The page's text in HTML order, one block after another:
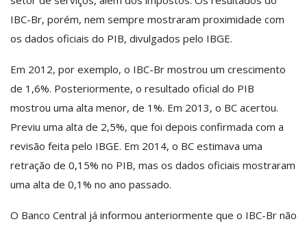
IBC-Br, porém, nem sempre mostraram proximidade com
os dados oficiais do PIB, divulgados pelo IBGE.
Em 2012, por exemplo, o IBC-Br mostrou um crescimento
de 1,6%. Posteriormente, o resultado oficial do PIB
mostrou uma alta menor, de 1%. Em 2013, o BC acertou.
Previu uma alta de 2,5%, que foi depois confirmada com a
revisão feita pelo IBGE. Em 2014, o BC estimava uma
retração de 0,15% no PIB, mas os dados oficiais mostraram
uma alta de 0,1% no ano passado.
O Banco Central já informou anteriormente que o IBC-Br não